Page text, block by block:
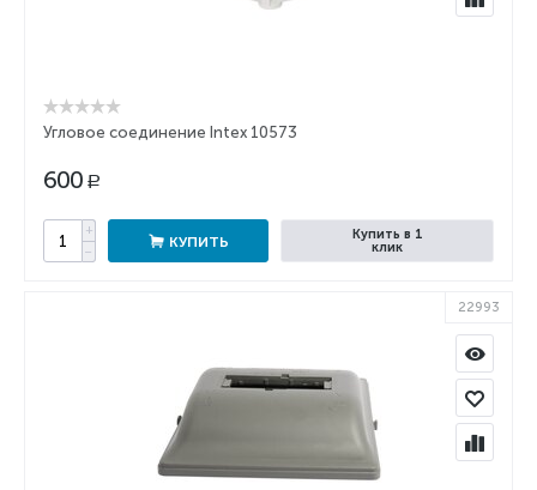
Угловое соединение Intex 10573
600 Р
+
−
КУПИТЬ
Купить в 1
клик
22993